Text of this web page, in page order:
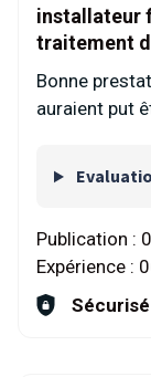
installateur
traitement
Bonne
auraient put
Publication :
Expérience :